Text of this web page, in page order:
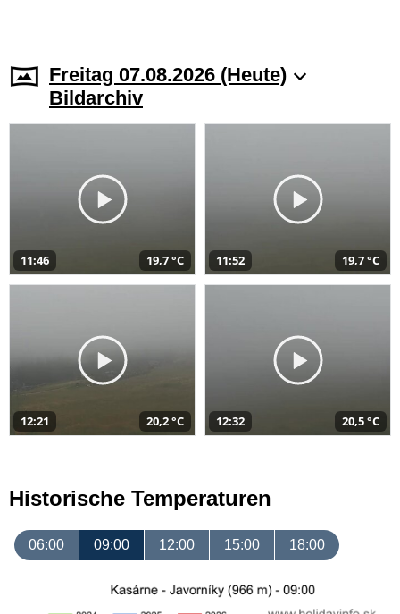
Freitag 07.08.2026 (Heute)
Bildarchiv
11:46 19,7 °C 11:52 19,7 °C
12:21 20,2 °C 12:32 20,5 °C
Historische Temperaturen
06:00 09:00 12:00 15:00 18:00